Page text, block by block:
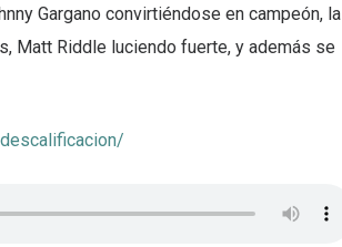
Gargano convirtiéndose en campeón, la
Matt Riddle luciendo fuerte, y además se